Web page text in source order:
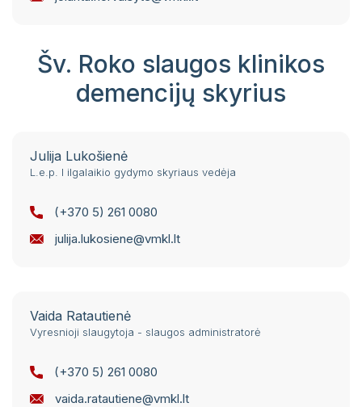
Šv. Roko slaugos klinikos
demencijų skyrius
Julija Lukošienė
L.e.p. I ilgalaikio gydymo skyriaus vedėja
(+370 5) 261 0080
julija.lukosiene@vmkl.lt
Vaida Ratautienė
Vyresnioji slaugytoja - slaugos administratorė
(+370 5) 261 0080
vaida.ratautiene@vmkl.lt